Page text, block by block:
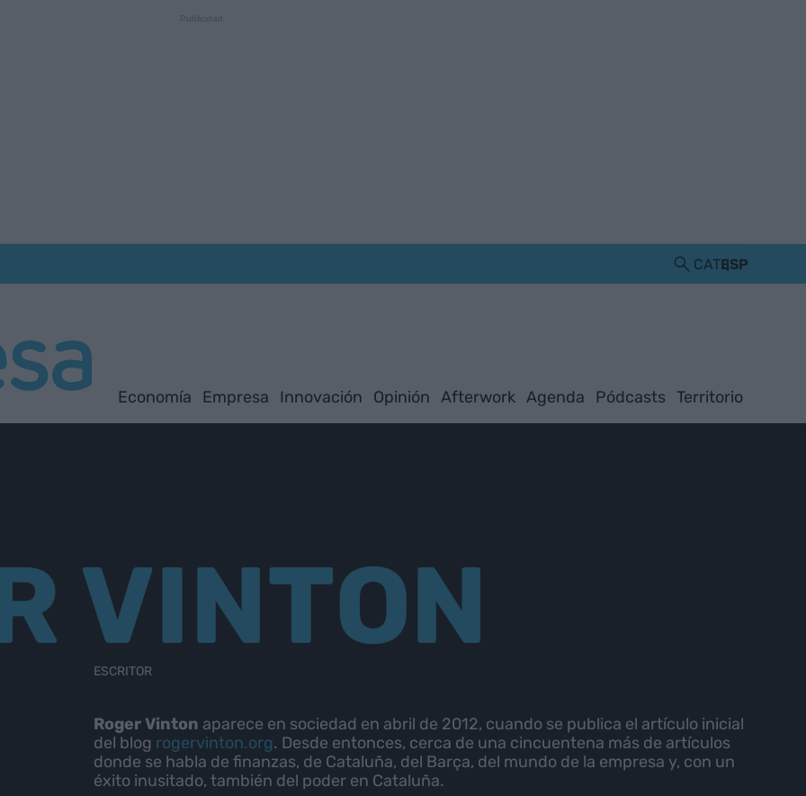
CATESP
Economía Empresa Innovación Opinión Afterwork Agenda Pódcasts Territorio
VINTON
ESCRITOR
Roger Vinton aparece en sociedad en abril de 2012, cuando se publica el artículo inicial
del blog rogervinton.org. Desde entonces, cerca de una cincuentena más de artículos
donde se habla de finanzas, de Cataluña, del Barça, del mundo de la empresa y, con un
éxito inusitado, también del poder en Cataluña.